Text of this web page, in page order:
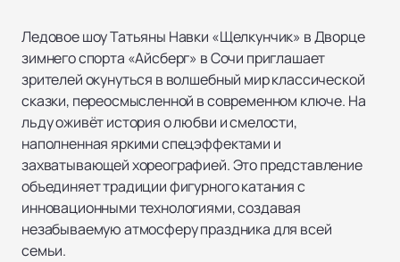
Ледовое шоу Татьяны Навки «Щелкунчик» в Дворце
зимнего спорта «Айсберг» в Сочи приглашает
зрителей окунуться в волшебный мир классической
сказки, переосмысленной в современном ключе. На
льду оживёт история о любви и смелости,
наполненная яркими спецэффектами и
захватывающей хореографией. Это представление
объединяет традиции фигурного катания с
инновационными технологиями, создавая
незабываемую атмосферу праздника для всей
семьи.